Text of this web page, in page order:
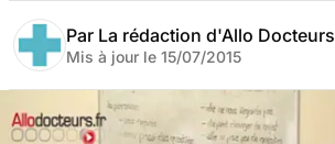
Par La rédaction d'Allo Docteurs
Mis à jour le 15/07/2015